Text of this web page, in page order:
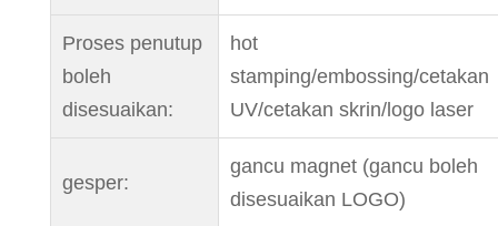
Proses penutup
boleh
disesuaikan:
hot
stamping/embossing/cetakan
UV/cetakan skrin/logo laser
gesper:
gancu magnet (gancu boleh
disesuaikan LOGO)